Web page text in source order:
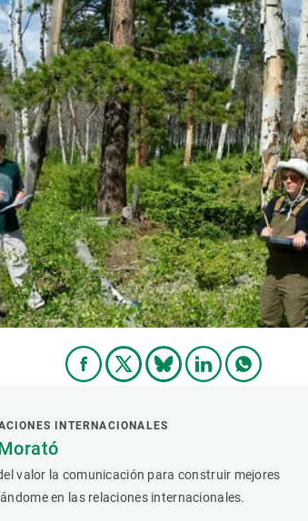
INTERNACIONALES
valor la comunicación para construir mejores
en las relaciones internacionales.